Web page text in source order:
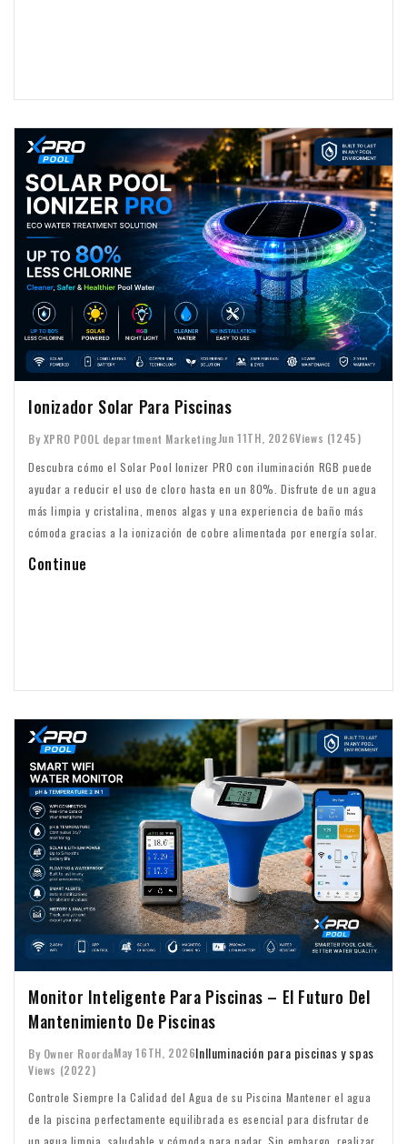
Ionizador Solar Para Piscinas
By XPRO POOL department MarketingJun 11TH, 2026Views (1245)
Descubra cómo el Solar Pool Ionizer PRO con iluminación RGB puede
ayudar a reducir el uso de cloro hasta en un 80%. Disfrute de un agua
más limpia y cristalina, menos algas y una experiencia de baño más
cómoda gracias a la ionización de cobre alimentada por energía solar.
Continue
Monitor Inteligente Para Piscinas – El Futuro Del
Mantenimiento De Piscinas
By Owner RoordaMay 16TH, 2026InIluminación para piscinas y spas
Views (2022)
Controle Siempre la Calidad del Agua de su Piscina Mantener el agua
de la piscina perfectamente equilibrada es esencial para disfrutar de